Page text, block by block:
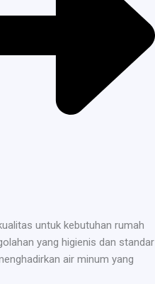
untuk kebutuhan rumah
yang higienis dan standar
air minum yang